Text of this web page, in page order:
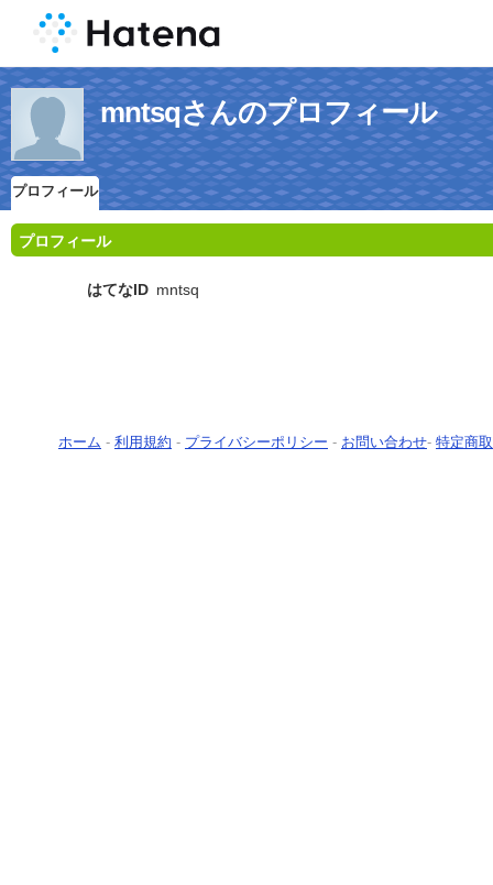
mntsqさんのプロフィール
プロフィール
プロフィール
はてなID mntsq
ホーム - 利用規約 - プライバシーポリシー - お問い合わせ- 特定商